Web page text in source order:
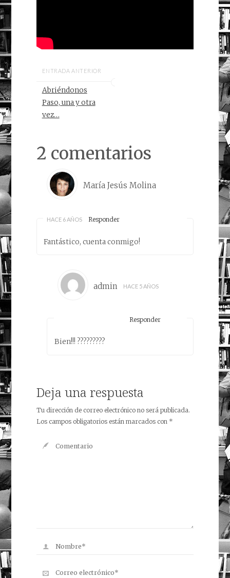
ENTRADA ANTERIOR
Abriéndonos
Paso, una y otra
vez…
2 comentarios
María Jesús Molina
HACE 6 AÑOS Responder
Fantástico, cuenta conmigo!
admin HACE 5 AÑOS
Responder
Bien!!! ?????????
Deja una respuesta
Tu dirección de correo electrónico no será publicada.
Los campos obligatorios están marcados con *